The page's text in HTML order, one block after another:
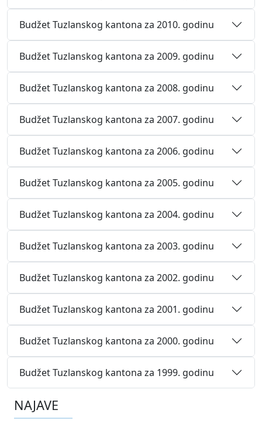
Budžet Tuzlanskog kantona za 2010. godinu
Budžet Tuzlanskog kantona za 2009. godinu
Budžet Tuzlanskog kantona za 2008. godinu
Budžet Tuzlanskog kantona za 2007. godinu
Budžet Tuzlanskog kantona za 2006. godinu
Budžet Tuzlanskog kantona za 2005. godinu
Budžet Tuzlanskog kantona za 2004. godinu
Budžet Tuzlanskog kantona za 2003. godinu
Budžet Tuzlanskog kantona za 2002. godinu
Budžet Tuzlanskog kantona za 2001. godinu
Budžet Tuzlanskog kantona za 2000. godinu
Budžet Tuzlanskog kantona za 1999. godinu
NAJAVE